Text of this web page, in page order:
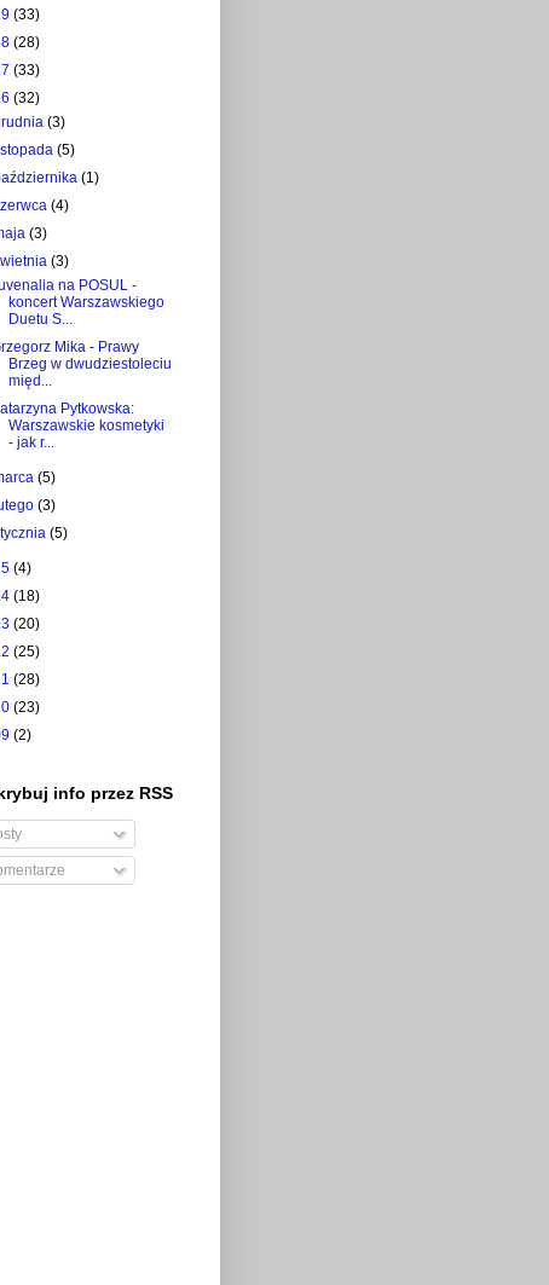
(33)
(28)
(33)
(32)
(3)
(5)
(1)
(4)
(3)
(3)
na POSUL -
koncert Warszawskiego
Duetu S...
Mika - Prawy
Brzeg w dwudziestoleciu
międ...
Pytkowska:
Warszawskie kosmetyki
- jak r...
(5)
(3)
(5)
(4)
(18)
(20)
(25)
(28)
(23)
(2)
info przez RSS